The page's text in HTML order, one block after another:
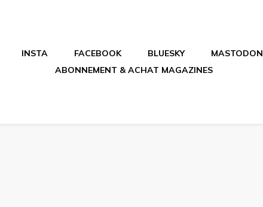
INSTA FACEBOOK BLUESKY MASTODON
ABONNEMENT & ACHAT MAGAZINES